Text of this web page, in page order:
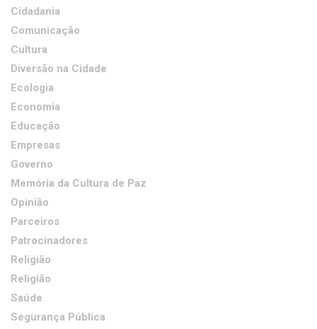
Cidadania
Comunicação
Cultura
Diversão na Cidade
Ecologia
Economia
Educação
Empresas
Governo
Memória da Cultura de Paz
Opinião
Parceiros
Patrocinadores
Religião
Religião
Saúde
Segurança Pública